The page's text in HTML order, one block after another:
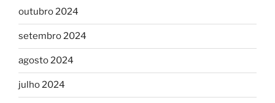
outubro 2024
setembro 2024
agosto 2024
julho 2024